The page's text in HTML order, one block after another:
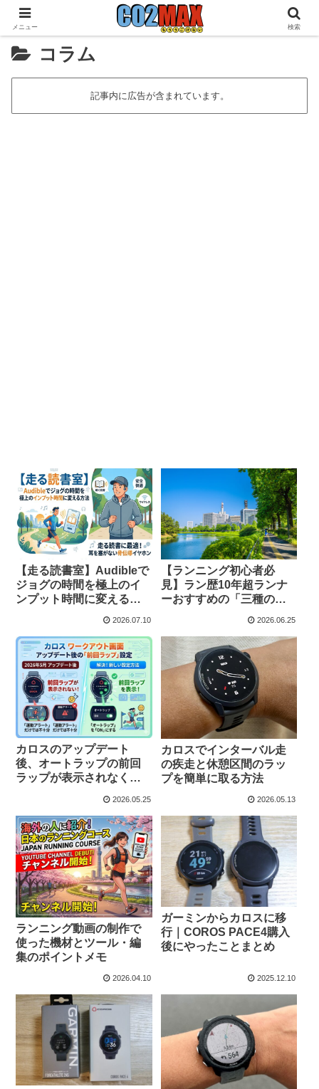
コラム
記事内に広告が含まれています。
【走る読書室】Audibleで
ジョグの時間を極上のイ
ンプット時間に変える方
2026.07.10
【ランニング初心者必
見】ラン歴10年超ランナ
ーおすすめの「三種の神
2026.06.25
カロスのアップデート
後、オートラップの前回
ラップが表示されなくな
2026.05.25
カロスでインターバル走
の疾走と休憩区間のラッ
プを簡単に取る方法
2026.05.13
ランニング動画の制作で
使った機材とツール・編
集のポイントメモ
2026.04.10
ガーミンからカロスに移
行｜COROS PACE4購入
後にやったことまとめ
2025.12.10
メニュー 検索